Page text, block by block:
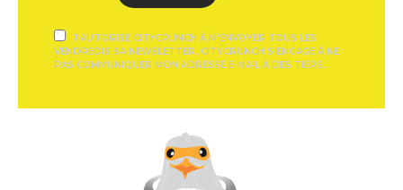
J'AUTORISE CITYCRUNCH À M'ENVOYER TOUS LES
VENDREDIS SA NEWSLETTER. CITYCRUNCH S'ENGAGE À NE
PAS COMMUNIQUER MON ADRESSE E-MAIL À DES TIERS.